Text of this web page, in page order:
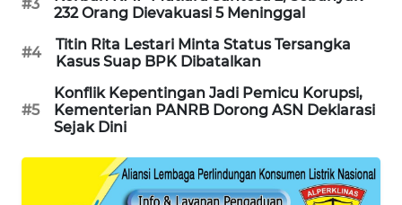
#3
232 Orang Dievakuasi 5 Meninggal
#4
Titin Rita Lestari Minta Status Tersangka
Kasus Suap BPK Dibatalkan
#5
Konflik Kepentingan Jadi Pemicu Korupsi,
Kementerian PANRB Dorong ASN Deklarasi
Sejak Dini
WAHANA
WISATA
LAPAK
WAHANA
Wahana